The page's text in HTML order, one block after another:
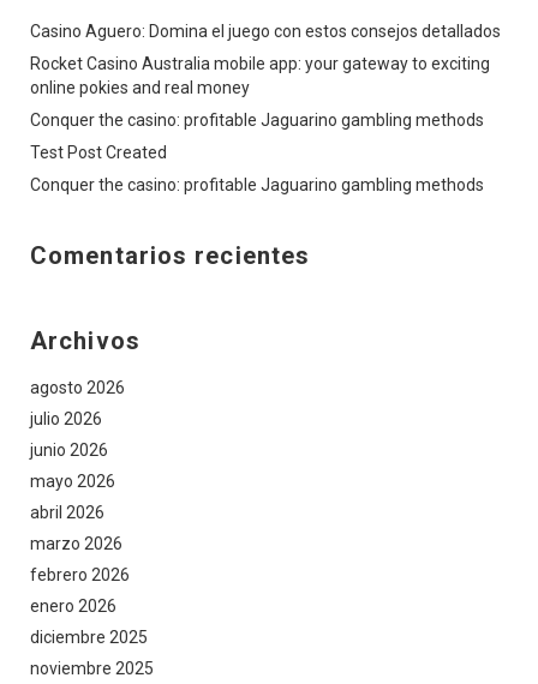
Casino Aguero: Domina el juego con estos consejos detallados
Rocket Casino Australia mobile app: your gateway to exciting
online pokies and real money
Conquer the casino: profitable Jaguarino gambling methods
Test Post Created
Conquer the casino: profitable Jaguarino gambling methods
Comentarios recientes
Archivos
agosto 2026
julio 2026
junio 2026
mayo 2026
abril 2026
marzo 2026
febrero 2026
enero 2026
diciembre 2025
noviembre 2025